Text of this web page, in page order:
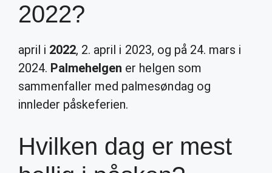
2022?
april i 2022, 2. april i 2023, og på 24. mars i
2024. Palmehelgen er helgen som
sammenfaller med palmesøndag og
innleder påskeferien.
Hvilken dag er mest